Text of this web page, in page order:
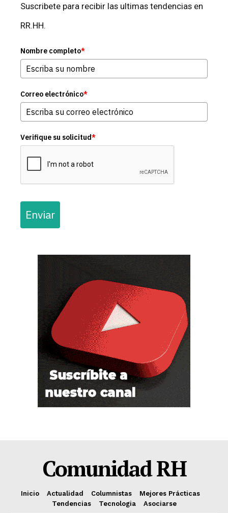
Suscribete para recibir las ultimas tendencias en
RR.HH.
Nombre completo*
Correo electrónico*
Verifique su solicitud*
Enviar
Comunidad RH
Inicio Actualidad Columnistas
Mejores Prácticas
Tendencias
Tecnologia Asociarse